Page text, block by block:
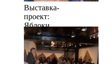
Выставка-
проект:
Яблоки
когда их
много